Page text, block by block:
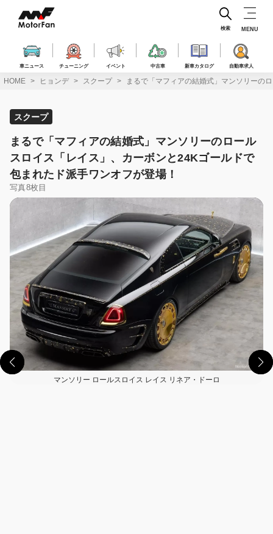
ス
車ニュース チューニング イベント 中古車 新車カタログ 自動車求人
検索 MENU
HOME ヒョンデ スクープ まるで「マフィアの結婚式」マンソリーの
スクープ
まるで「マフィアの結婚式」マンソリーのロール
スロイス「レイス」、カーボンと24Kゴールドで
包まれたド派手ワンオフが登場！
写真8枚目
マンソリー ロールスロイス レイス リネア・ドーロ